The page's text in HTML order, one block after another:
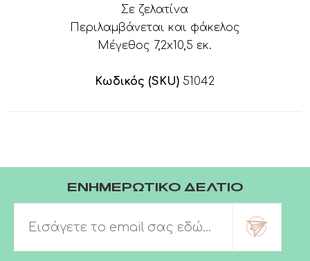
Σε ζελατίνα
Περιλαμβάνεται και φάκελος
Μέγεθος 7,2x10,5 εκ.
Κωδικός (SKU) 51042
ΕΝΗΜΕΡΩΤΙΚΟ ΔΕΛΤΙΟ